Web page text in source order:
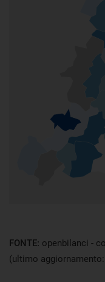
FONTE: openbilanci -
(ultimo